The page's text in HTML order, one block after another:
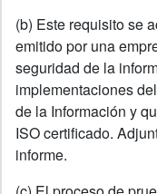
(b) Este requisito se
emitido por una
seguridad de la
implementaciones
de la Información y
ISO certificado.
informe.